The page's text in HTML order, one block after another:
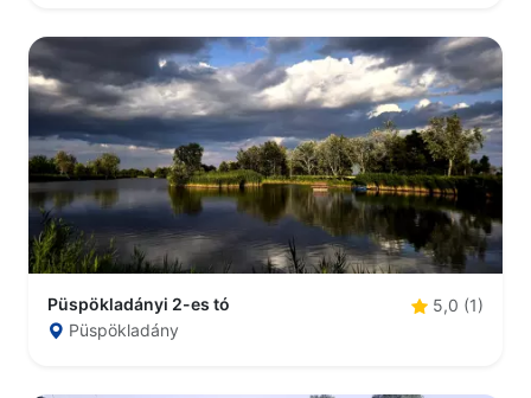
Püspökladányi 2-es tó
5,0 (1)
Püspökladány